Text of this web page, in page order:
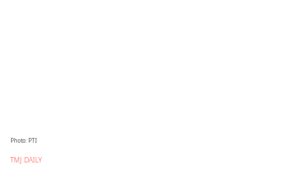
Photo: PTI
TMJ DAILY